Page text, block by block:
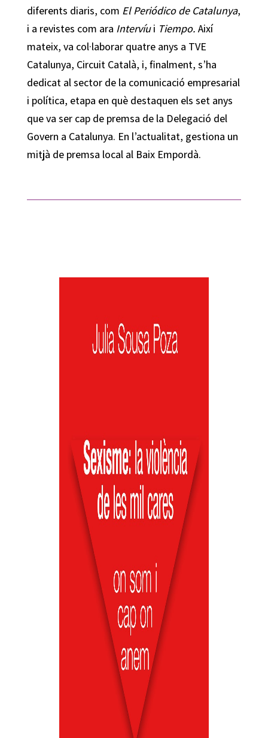
diferents diaris, com El Periódico de Catalunya,
i a revistes com ara Intervíui Tiempo. Així
mateix, va col·laborar quatre anys a TVE
Catalunya, Circuit Català, i, finalment, s’ha
dedicat al sector de la comunicació empresarial
i política, etapa en què destaquen els set anys
que va ser cap de premsa de la Delegació del
Govern a Catalunya. En l’actualitat, gestiona un
mitjà de premsa local al Baix Empordà.